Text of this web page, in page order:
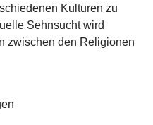
Kulturen zu
Sehnsucht wird
zwischen den Religionen